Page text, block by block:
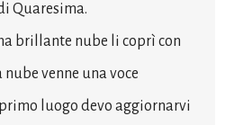
Quaresima.
brillante nube li coprì con
venne una voce
luogo devo aggiornarvi